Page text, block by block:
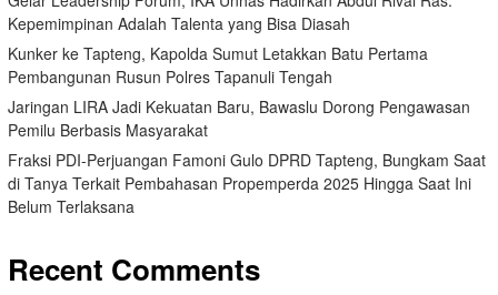
Kepemimpinan Adalah Talenta yang Bisa Diasah
Kunker ke Tapteng, Kapolda Sumut Letakkan Batu Pertama
Pembangunan Rusun Polres Tapanuli Tengah
Jaringan LIRA Jadi Kekuatan Baru, Bawaslu Dorong Pengawasan
Pemilu Berbasis Masyarakat
Fraksi PDI-Perjuangan Famoni Gulo DPRD Tapteng, Bungkam Saat
di Tanya Terkait Pembahasan Propemperda 2025 Hingga Saat Ini
Belum Terlaksana
Recent Comments